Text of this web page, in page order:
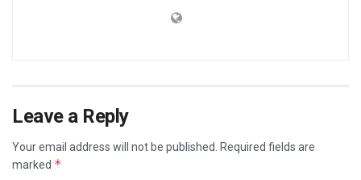
Leave a Reply
Your email address will not be published.
Required fields are
marked *